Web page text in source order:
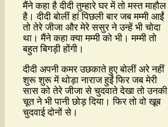
मैंने कहा है दीदी तुम्हारे घर में तो मस्त माहौल
है। दीदी बोलीं हां पिछली बार जब मम्मी आईं
तो तेरे जीजा और मेरे ससुर ने उन्हें भी चोदा
था। मैंने कहा क्या मम्मी को भी। मम्मी तो
बहुत बिगड़ी होंगी।
दीदी अपनी कमर उछकाते हुए बोलीं अरे नहीं
शुरू शुरू में थोड़ा नाराज हुईं फिर जब मेरी
सास को तेरे जीजा से चुदवाते देखा तो उनकी
चूत ने भी पानी छोड़ दिया। फिर तो वो खूब
चुदवाई दोनों से।